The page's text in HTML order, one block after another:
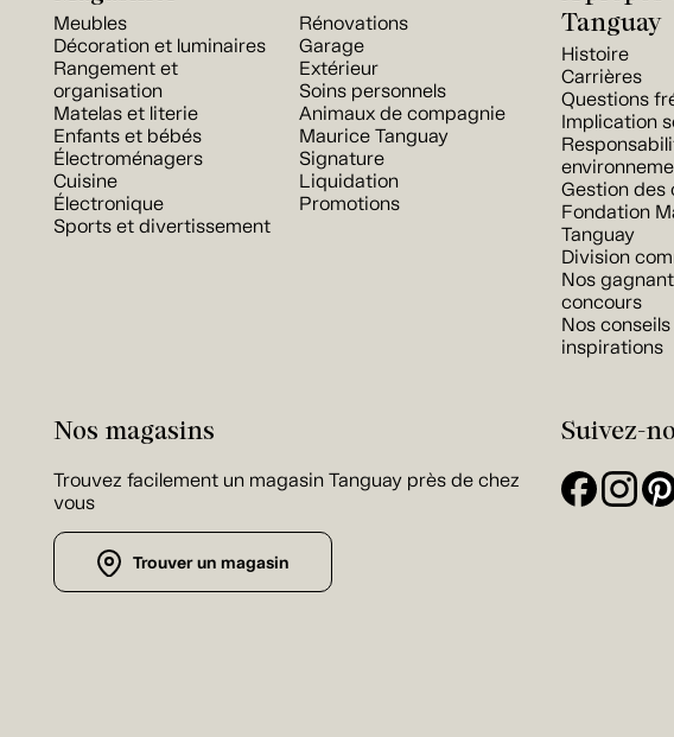
Meubles
Décoration et luminaires
Rangement et
organisation
Matelas et literie
Enfants et bébés
Électroménagers
Cuisine
Électronique
Sports et divertissement
Rénovations
Garage
Extérieur
Soins personnels
Animaux de compagnie
Maurice Tanguay
Signature
Liquidation
Promotions
Tanguay
Histoire
Carrières
Questions
Implication
Gestion des
Fondation
Tanguay
Division
Nos
concours
Nos
inspirations
Nos magasins
Trouvez facilement un magasin Tanguay près de chez
vous
Trouver un magasin
Suivez-